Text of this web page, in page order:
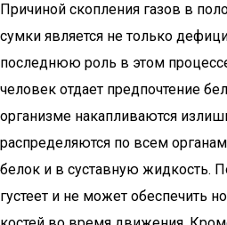
Причиной скопления газов в
сумки является не только
последнюю роль в этом
человек отдает предпочтение
организме накапливаются
распределяются по всем
белок и в суставную жидкость.
густеет и не может обеспечить